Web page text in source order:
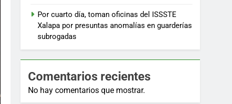
Por cuarto día, toman oficinas del ISSSTE
Xalapa por presuntas anomalías en guarderías
subrogadas
Comentarios recientes
No hay comentarios que mostrar.